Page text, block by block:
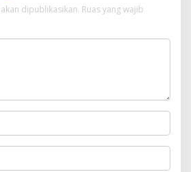
dipublikasikan. Ruas yang wajib